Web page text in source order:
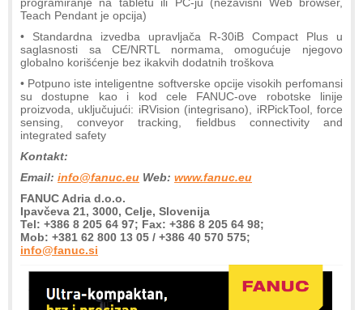
programiranje na tabletu ili PC-ju (nezavisni Web browser,
Teach Pendant je opcija)
• Standardna izvedba upravljača R-30iB Compact Plus u
saglasnosti sa CE/NRTL normama, omogućuje njegovo
globalno korišćenje bez ikakvih dodatnih troškova
• Potpuno iste inteligentne softverske opcije visokih perfomansi
su dostupne kao i kod cele FANUC-ove robotske linije
proizvoda, uključujući: iRVision (integrisano), iRPickTool, force
sensing, conveyor tracking, fieldbus connectivity and
integrated safety
Kontakt:
Email: info@fanuc.eu Web: www.fanuc.eu
FANUC Adria d.o.o.
Ipavčeva 21, 3000, Celje, Slovenija
Tel: +386 8 205 64 97; Fax: +386 8 205 64 98;
Mob: +381 62 800 13 05 / +386 40 570 575;
info@fanuc.si